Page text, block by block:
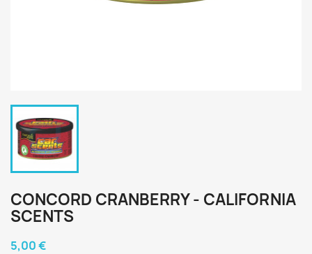
CONCORD CRANBERRY - CALIFORNIA
SCENTS
5,00 €